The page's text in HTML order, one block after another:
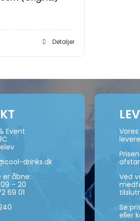
Detaljer
Event
drinks.dk
er åbne:
– 20
69 01
Ved
Se
eller